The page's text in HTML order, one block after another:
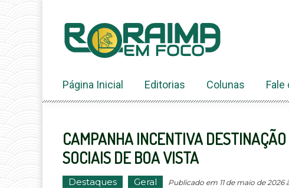
conteúdo
Página Inicial Editorias Colunas
CAMPANHA INCENTIVA
SOCIAIS DE BOA VISTA
Destaques Geral Publicado em 11 de maio de 2026